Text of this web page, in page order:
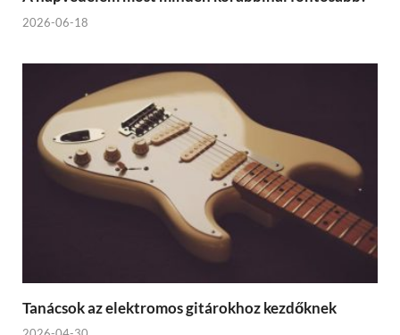
2026-06-18
Tanácsok az elektromos gitárokhoz kezdőknek